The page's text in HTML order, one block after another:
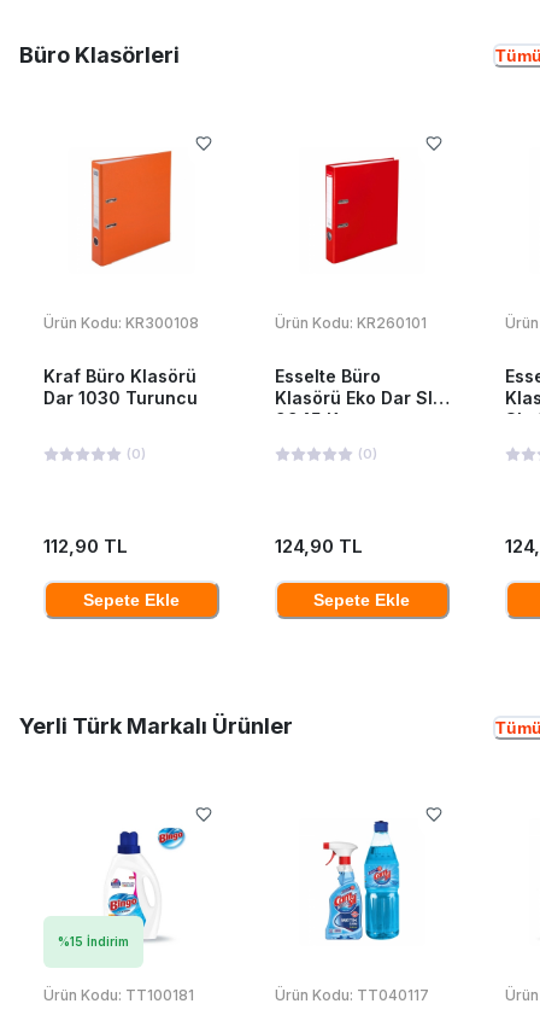
Büro Klasörleri
Ürün Kodu: KR300108
Kraf Büro Klasörü
Dar 1030 Turuncu
(0)
112,90 TL
Sepete Ekle
Ürün Kodu: KR260101
Esselte Büro
Klasörü Eko Dar Slt-
9945 Kırmızı
(0)
124,90 TL
Sepete Ekle
Slt-
Yerli Türk Markalı Ürünler
%15 İndirim
Ürün Kodu: TT100181 Ürün Kodu: TT040117